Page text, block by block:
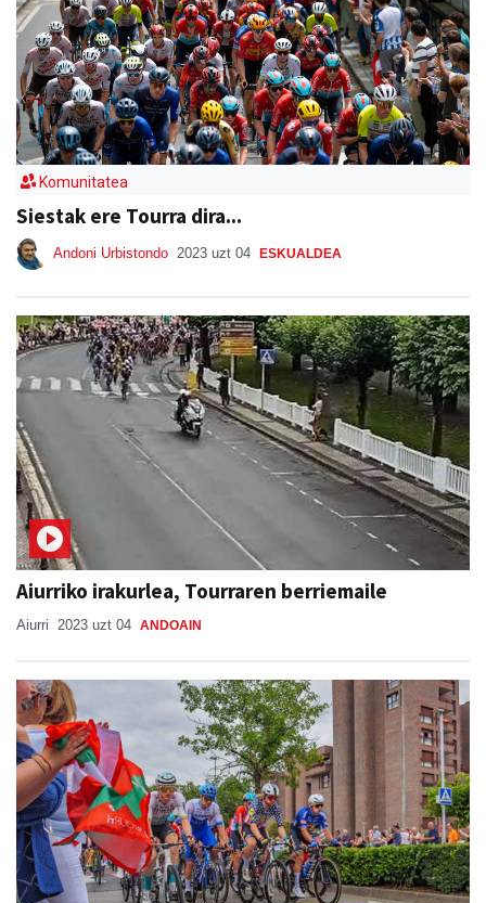
Komunitatea
Siestak ere Tourra dira...
Andoni Urbistondo 2023 uzt 04 ESKUALDEA
Aiurriko irakurlea, Tourraren berriemaile
Aiurri 2023 uzt 04 ANDOAIN